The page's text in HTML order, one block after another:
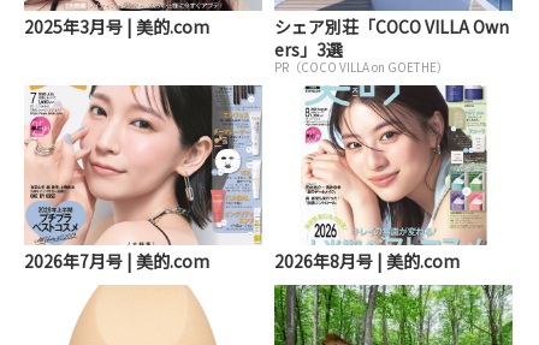
2025年3月号 | 美的.com
シェア別荘「COCO VILLA Own
ers」3選
PR（COCO VILLA on GOETHE）
2026年7月号 | 美的.com 2026年8月号 | 美的.com